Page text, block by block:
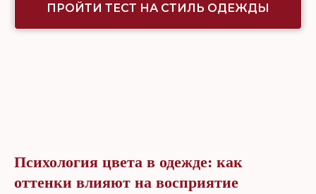
ПРОЙТИ ТЕСТ НА СТИЛЬ ОДЕЖДЫ
Психология цвета в одежде: как
оттенки влияют на восприятие